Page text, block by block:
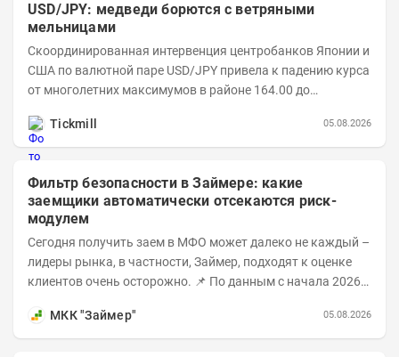
USD/JPY: медведи борются с ветряными
мельницами
Скоординированная интервенция центробанков Японии и
США по валютной паре USD/JPY привела к падению курса
от многолетних максимумов в районе 164.00 до
Tickmill
05.08.2026
Фильтр безопасности в Займере: какие
заемщики автоматически отсекаются риск-
модулем
Сегодня получить заем в МФО может далеко не каждый –
лидеры рынка, в частности, Займер, подходят к оценке
клиентов очень осторожно. 📌 По данным с начала 2026
МКК "Займер"
05.08.2026